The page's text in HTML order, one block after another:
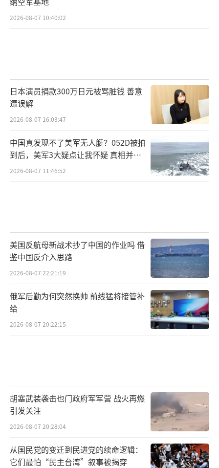
2026-08-07 10:40:02
日本演员捐款300万日元被骂脏钱 善意
遭误解
2026-08-07 16:03:47
中国真发现不了美军无人艇？052D被拍
到后，美军3大疑点让我怀疑 真相并非
如此
2026-08-07 11:46:52
美国反航母新战术抄了中国的作业吗 借
鉴中国反介入思路
2026-08-07 22:21:19
俄军后勤为何突然换帅 前线猛将接管补
给
2026-08-07 20:22:15
胡塞武装袭击也门政府军军营 战火再燃
引发关注
2026-08-07 20:28:04
从国民党的变迁到民进党的续命逻辑：
它们最怕“民主台湾”叙事被揭穿